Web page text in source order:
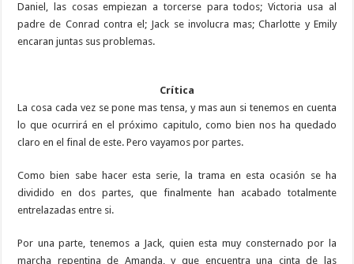
Daniel, las cosas empiezan a torcerse para todos; Victoria usa al
padre de Conrad contra el; Jack se involucra mas; Charlotte y Emily
encaran juntas sus problemas.
Crítica
La cosa cada vez se pone mas tensa, y mas aun si tenemos en cuenta
lo que ocurrirá en el próximo capitulo, como bien nos ha quedado
claro en el final de este. Pero vayamos por partes.
Como bien sabe hacer esta serie, la trama en esta ocasión se ha
dividido en dos partes, que finalmente han acabado totalmente
entrelazadas entre si.
Por una parte, tenemos a Jack, quien esta muy consternado por la
marcha repentina de Amanda, y que encuentra una cinta de las